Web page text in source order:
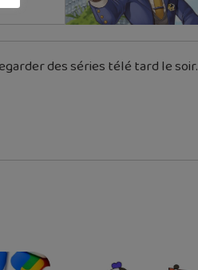
des séries télé tard le soir.